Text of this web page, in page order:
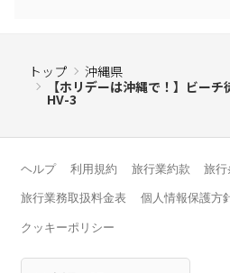
トップ
沖縄県
【ホリデーは沖縄で！】ビー
HV-3
ヘルプ 利用規約 旅行業約款 旅行
旅行業務取扱料金表 個人情報保護方
クッキーポリシー